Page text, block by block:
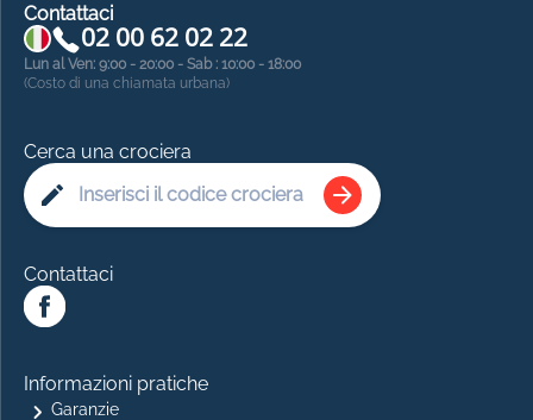
Contattaci
02 00 62 02 22
Lun al Ven: 9:00 - 20:00 - Sab : 10:00 - 18:00
(Costo di una chiamata urbana)
Cerca una crociera
Contattaci
Informazioni pratiche
Garanzie